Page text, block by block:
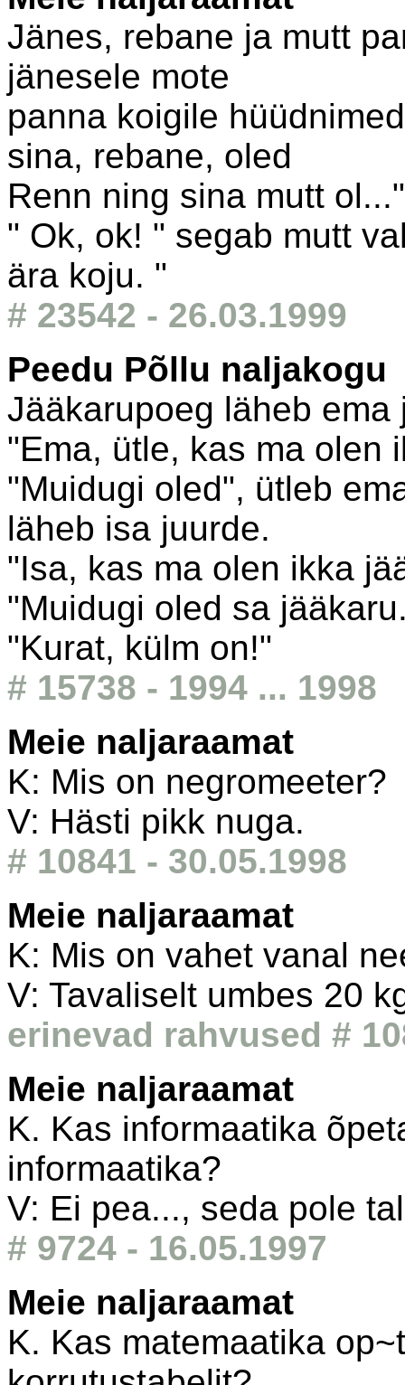
Jänes, rebane ja mutt
jänesele mote
panna koigile
sina, rebane, oled
Renn ning sina mutt ol..."
" Ok, ok! " segab mutt
ära koju. "
# 23542 - 26.03.1999
Peedu Põllu naljakogu
Jääkarupoeg läheb ema
"Ema, ütle, kas ma olen
"Muidugi oled", ütleb
läheb isa juurde.
"Isa, kas ma olen ikka
"Muidugi oled sa
"Kurat, külm on!"
# 15738 - 1994 ... 1998
Meie naljaraamat
K: Mis on negromeeter?
V: Hästi pikk nuga.
# 10841 - 30.05.1998
Meie naljaraamat
K: Mis on vahet vanal
V: Tavaliselt umbes 20
erinevad rahvused #
Meie naljaraamat
K. Kas informaatika
informaatika?
V: Ei pea..., seda pole
# 9724 - 16.05.1997
Meie naljaraamat
K. Kas matemaatika